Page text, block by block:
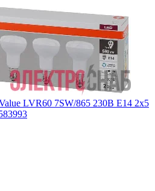
LVR60 7SW/865 230В E14 2х5